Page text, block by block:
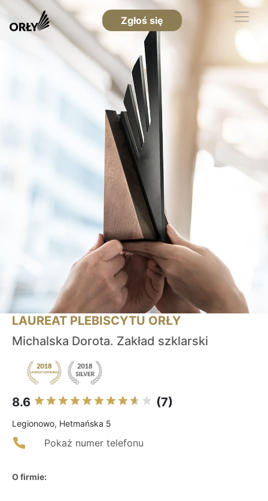
Zgłoś się
LAUREAT PLEBISCYTU ORŁY
Michalska Dorota. Zakład szklarski
8.6 (7)
Legionowo, Hetmańska 5
Pokaż numer telefonu
O firmie: